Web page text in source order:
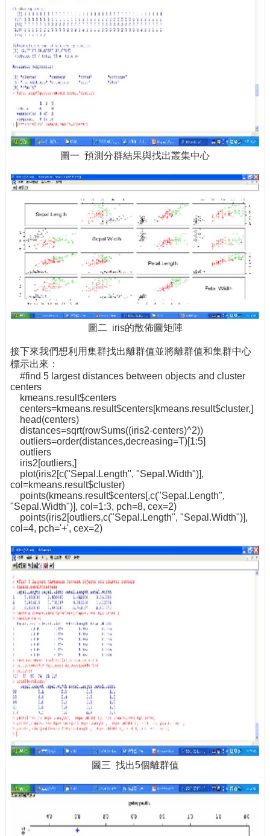
圖一 預測分群結果與找出叢集中心
圖二 iris的散佈圖矩陣
接下來我們想利用集群找出離群值並將離群值和集群中心
標示出來：
#find 5 largest distances between objects and cluster
centers
kmeans.result$centers
centers=kmeans.result$centers[kmeans.result$cluster,]
head(centers)
distances=sqrt(rowSums((iris2-centers)^2))
outliers=order(distances,decreasing=T)[1:5]
outliers
iris2[outliers,]
plot(iris2[c("Sepal.Length", "Sepal.Width")],
col=kmeans.result$cluster)
points(kmeans.result$centers[,c("Sepal.Length",
"Sepal.Width")], col=1:3, pch=8, cex=2)
points(iris2[outliers,c("Sepal.Length", "Sepal.Width")],
col=4, pch='+', cex=2)
圖三 找出5個離群值